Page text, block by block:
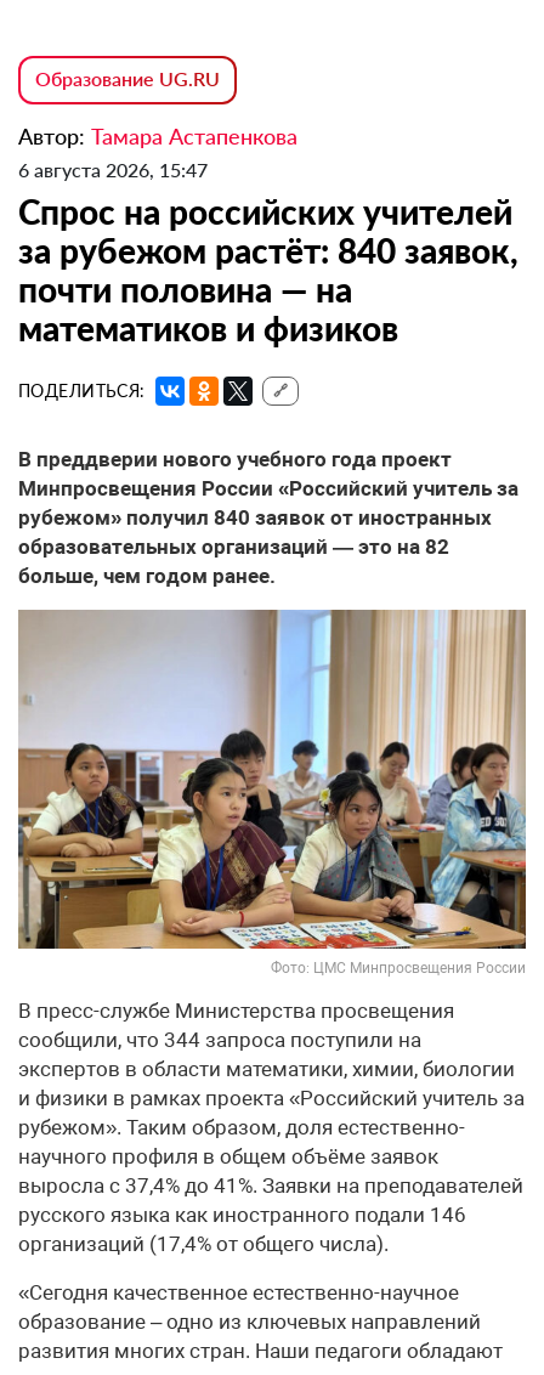
Образование UG.RU
Автор: Тамара Астапенкова
6 августа 2026, 15:47
Спрос на российских учителей
за рубежом растёт: 840 заявок,
почти половина — на
математиков и физиков
ПОДЕЛИТЬСЯ: 🔗
В преддверии нового учебного года проект
Минпросвещения России «Российский учитель за
рубежом» получил 840 заявок от иностранных
образовательных организаций — это на 82
больше, чем годом ранее.
Фото: ЦМС Минпросвещения России
В пресс-службе Министерства просвещения
сообщили, что 344 запроса поступили на
экспертов в области математики, химии, биологии
и физики в рамках проекта «Российский учитель за
рубежом». Таким образом, доля естественно-
научного профиля в общем объёме заявок
выросла с 37,4% до 41%. Заявки на преподавателей
русского языка как иностранного подали 146
организаций (17,4% от общего числа).
«Сегодня качественное естественно-научное
образование – одно из ключевых направлений
развития многих стран. Наши педагоги обладают